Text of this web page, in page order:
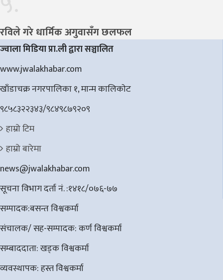
रविले गरे धार्मिक अगुवासँग छलफल
ज्वाला मिडिया प्रा.ली द्वारा सञ्चालित
www.jwalakhabar.com
खाँडाचक्र नगरपालिका १, मान्म कालिकाेट
९८५८३२२३४३/९८४९८७९२०९
हाम्रो टिम
हाम्रो बारेमा
news@jwalakhabar.com
सूचना विभाग दर्ता नं. :१४१८/०७६-७७
सम्पादक:बसन्त विश्वकर्मा
संचालक/ सह-सम्पादक: कर्ण विश्वकर्मा
सम्बाददाता: खड्क विश्वकर्मा
व्यवस्थापक: हस्त विश्वकर्मा